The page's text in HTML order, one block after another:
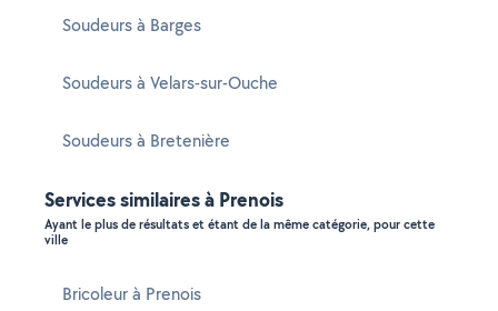
Soudeurs à Barges
Soudeurs à Velars-sur-Ouche
Soudeurs à Bretenière
Services similaires à Prenois
Ayant le plus de résultats et étant de la même catégorie, pour cette
ville
Bricoleur à Prenois